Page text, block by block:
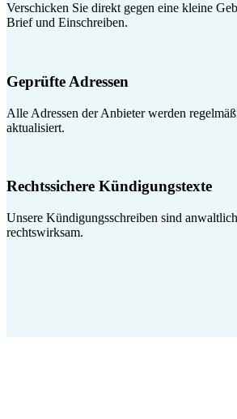
Verschicken Sie direkt gegen eine kleine
Brief und Einschreiben.
Geprüfte Adressen
Alle Adressen der Anbieter werden
aktualisiert.
Rechtssichere Kündigungstexte
Unsere Kündigungsschreiben sind
rechtswirksam.